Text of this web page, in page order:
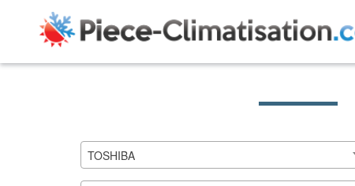
TOSHIBA